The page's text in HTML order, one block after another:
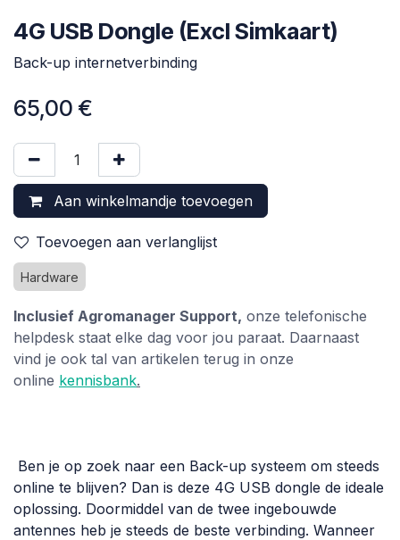
4G USB Dongle (Excl Simkaart)
Back-up internetverbinding
65,00 €
Aan winkelmandje toevoegen
Toevoegen aan verlanglijst
Hardware
Inclusief Agromanager Support, onze telefonische
helpdesk staat elke dag voor jou paraat. Daarnaast
vind je ook tal van artikelen terug in onze
online kennisbank.
Ben je op zoek naar een Back-up systeem om steeds
online te blijven? Dan is deze 4G USB dongle de ideale
oplossing. Doormiddel van de twee ingebouwde
antennes heb je steeds de beste verbinding. Wanneer